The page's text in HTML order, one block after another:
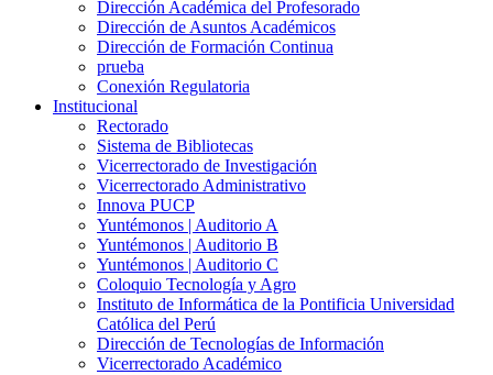
Dirección Académica del Profesorado
Dirección de Asuntos Académicos
Dirección de Formación Continua
prueba
Conexión Regulatoria
Institucional
Rectorado
Sistema de Bibliotecas
Vicerrectorado de Investigación
Vicerrectorado Administrativo
Innova PUCP
Yuntémonos | Auditorio A
Yuntémonos | Auditorio B
Yuntémonos | Auditorio C
Coloquio Tecnología y Agro
Instituto de Informática de la Pontificia Universidad
Católica del Perú
Dirección de Tecnologías de Información
Vicerrectorado Académico